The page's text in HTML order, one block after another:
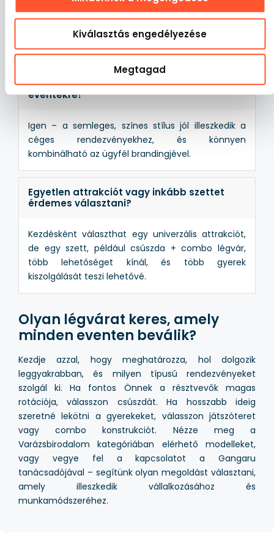
Kiválasztás engedélyezése
Megtagad
Leginkább 4–9 éves gyerekek számára működnek
jól, de univerzális felépítésüknek köszönhetően az
idősebb gyerekek is szívesen használják őket,
különösen a csúszdákat.
Alkalmas a Varázsbirodalom céges
eventekre?
Igen – a semleges, színes stílus jól illeszkedik a
céges rendezvényekhez, és könnyen
kombinálható az ügyfél brandingjével.
Egyetlen attrakciót vagy inkább szettet
érdemes választani?
Kezdésként választhat egy univerzális attrakciót,
de egy szett, például csúszda + combo légvár,
több lehetőséget kínál, és több gyerek
kiszolgálását teszi lehetővé.
Olyan légvárat keres, amely
minden eventen beválik?
Kezdje azzal, hogy meghatározza, hol dolgozik
leggyakrabban, és milyen típusú rendezvényeket
szolgál ki. Ha fontos Önnek a résztvevők magas
rotációja, válasszon csúszdát. Ha hosszabb ideig
szeretné lekötni a gyerekeket, válasszon játszóteret
vagy combo konstrukciót. Nézze meg a
Varázsbirodalom kategóriában elérhető modelleket,
vagy vegye fel a kapcsolatot a Gangaru
tanácsadójával – segítünk olyan megoldást választani,
amely illeszkedik vállalkozásához és
munkamódszeréhez.